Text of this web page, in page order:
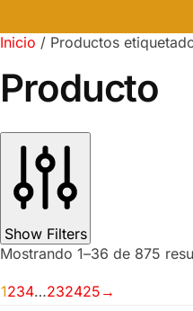
Inicio / Productos
Producto
Show Filters
Mostrando 1–36 de 875
1234…232425 →